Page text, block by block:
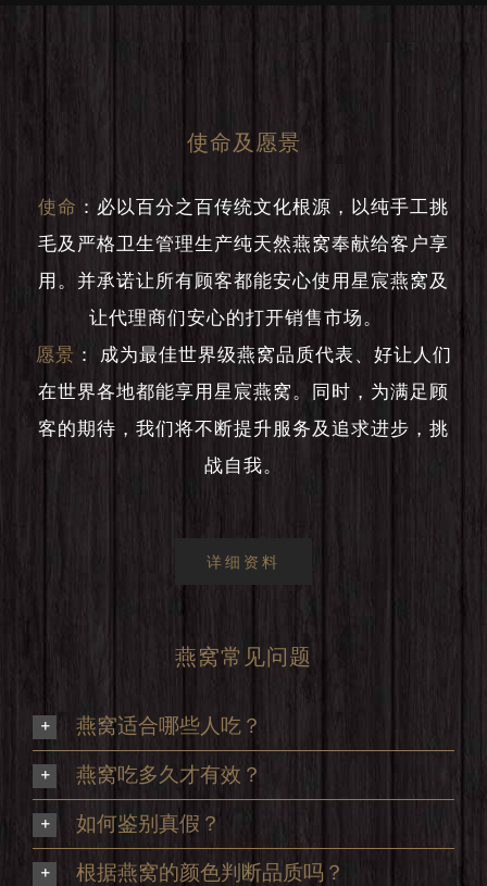
使命及愿景
使命 ： 必以百分之百传统文化根源，以纯手工挑
毛及严格卫生管理生产纯天然燕窝奉献给客户享
用。并承诺让所有顾客都能安心使用星宸燕窝及
让代理商们安心的打开销售市场。
愿景 ：
成为最佳世界级燕窝品质代表、好让人们
在世界各地都能享用星宸燕窝。同时，为满足顾
客的期待，我们将不断提升服务及追求进步，挑
战自我。
详细资料
燕窝常见问题
燕窝适合哪些人吃？
燕窝吃多久才有效？
如何鉴别真假？
根据燕窝的颜色判断品质吗？